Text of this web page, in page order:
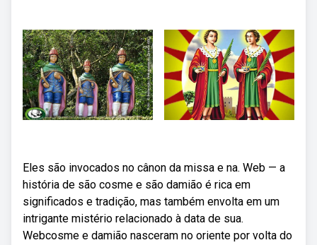
Eles são invocados no cânon da missa e na. Web — a
história de são cosme e são damião é rica em
significados e tradição, mas também envolta em um
intrigante mistério relacionado à data de sua.
Webcosme e damião nasceram no oriente por volta do